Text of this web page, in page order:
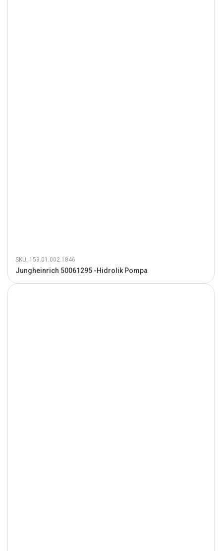
SKU: 153.01.002.1846
Jungheinrich 50061295 -Hidrolik Pompa